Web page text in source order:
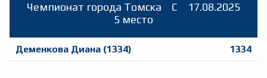
Чемпионат города Томска C
17.08.2025
5 место
Деменкова Диана (1334) 1334